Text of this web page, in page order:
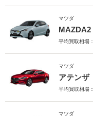
マツダ
MAZDA2
平均買取相場：
マツダ
アテンザ
平均買取相場：
マツダ